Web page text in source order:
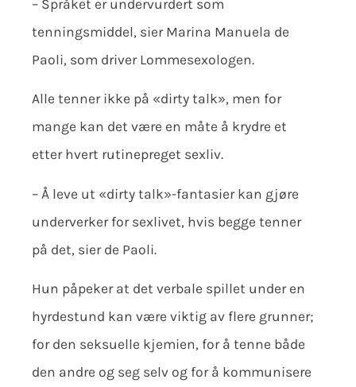
– Språket er undervurdert som
tenningsmiddel, sier Marina Manuela de
Paoli, som driver Lommesexologen.
Alle tenner ikke på «dirty talk», men for
mange kan det være en måte å krydre et
etter hvert rutinepreget sexliv.
– Å leve ut «dirty talk»-fantasier kan gjøre
underverker for sexlivet, hvis begge tenner
på det, sier de Paoli.
Hun påpeker at det verbale spillet under en
hyrdestund kan være viktig av flere grunner;
for den seksuelle kjemien, for å tenne både
den andre og seg selv og for å kommunisere